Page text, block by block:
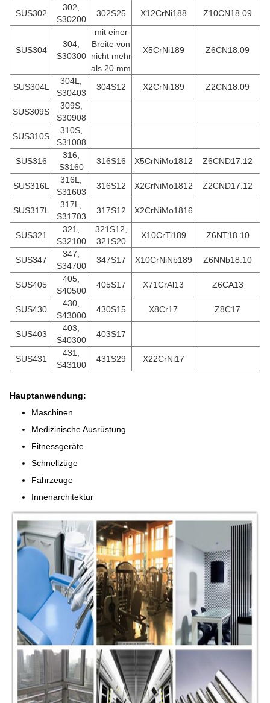
SUS302
302,
S30200
302S25 X12CrNi188 Z10CN18.09
SUS304
304,
S30300
mit einer
Breite von
nicht mehr
als 20 mm
X5CrNi189 Z6CN18.09
SUS304L
304L,
S30403
304S12 X2CrNi189 Z2CN18.09
SUS309S
309S,
S30908
SUS310S
310S,
S31008
SUS316
316,
S3160
316S16 X5CrNiMo1812 Z6CND17.12
SUS316L
316L,
S31603
316S12 X2CrNiMo1812 Z2CND17.12
SUS317L
317L,
S31703
317S12 X2CrNiMo1816
SUS321
321,
S32100
321S12,
321S20
X10CrTi189 Z6NT18.10
SUS347
347,
S34700
347S17 X10CrNiNb189 Z6NNb18.10
SUS405
405,
S40500
405S17 X71CrAl13 Z6CA13
SUS430
430,
S43000
430S15 X8Cr17 Z8C17
SUS403
403,
S40300
403S17
SUS431
431,
S43100
431S29 X22CrNi17
Hauptanwendung:
Maschinen
Medizinische Ausrüstung
Fitnessgeräte
Schnellzüge
Fahrzeuge
Innenarchitektur